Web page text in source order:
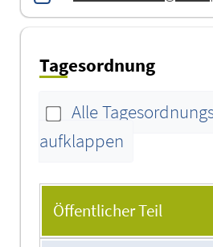
Tagesordnung
Alle
aufklappen
Öffentlicher Teil